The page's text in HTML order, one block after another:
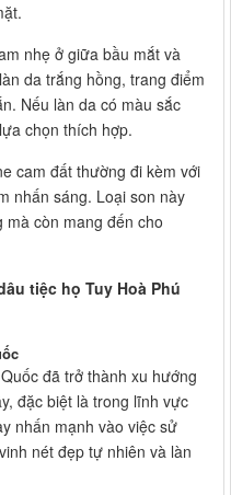
nhẹ ở giữa bầu mắt và
da trắng hồng, trang điểm
Nếu làn da có màu sắc
chọn thích hợp.
cam đất thường đi kèm với
nhấn sáng. Loại son này
còn mang đến cho
tiệc họ Tuy Hoà Phú
đã trở thành xu hướng
đặc biệt là trong lĩnh vực
nhấn mạnh vào việc sử
nét đẹp tự nhiên và làn